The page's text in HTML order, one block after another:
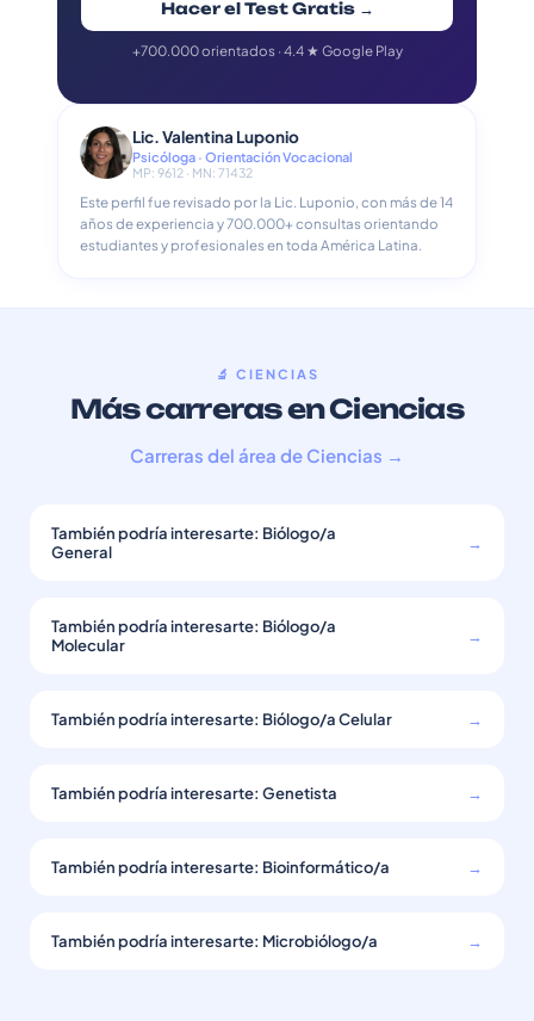
Hacer el Test Gratis →
+700.000 orientados · 4.4 ★ Google Play
Lic. Valentina Luponio
Psicóloga · Orientación Vocacional
MP: 9612 · MN: 71432
Este perfil fue revisado por la Lic. Luponio, con más de 14
años de experiencia y 700.000+ consultas orientando
estudiantes y profesionales en toda América Latina.
🔬 CIENCIAS
Más carreras en Ciencias
Carreras del área de Ciencias →
También podría interesarte: Biólogo/a
General
→
También podría interesarte: Biólogo/a
Molecular
→
También podría interesarte: Biólogo/a Celular →
También podría interesarte: Genetista →
También podría interesarte: Bioinformático/a →
También podría interesarte: Microbiólogo/a →